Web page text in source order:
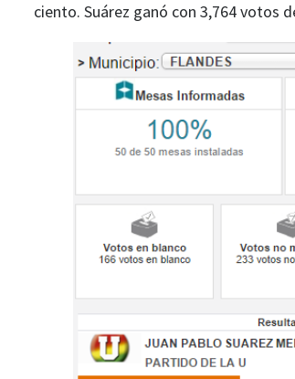
ciento. Suárez ganó con 3,764 votos